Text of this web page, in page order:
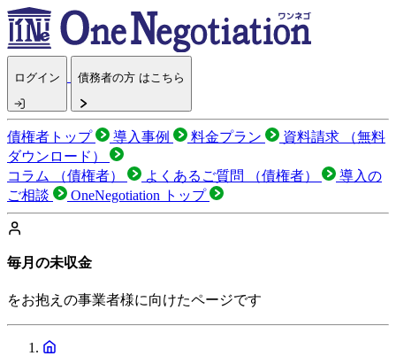
ログイン 債務者の方 はこちら
債権者トップ 導入事例 料金プラン 資料請求
（無料
ダウンロード）
コラム
（債権者） よくあるご質問 （債権者）
導入の
ご相談
OneNegotiation トップ
毎月の未収金
をお抱えの事業者様に向けたページです